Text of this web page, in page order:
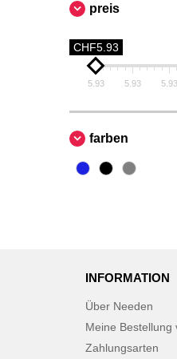
preis
CHF5.93
5.93 5.93 5.93
farben
INFORMATION
Über Needen
Meine Bestellung
Zahlungsarten